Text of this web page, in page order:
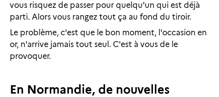
vous risquez de passer pour quelqu'un qui est déjà
parti. Alors vous rangez tout ça au fond du tiroir.
Le problème, c'est que le bon moment, l'occasion en
or, n'arrive jamais tout seul. C'est à vous de le
provoquer.
En Normandie, de nouvelles